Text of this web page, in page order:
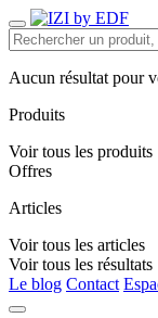
Aucun résultat pour
Produits
Voir tous les produits
Offres
Articles
Voir tous les articles
Voir tous les résultats
Le blog Contact